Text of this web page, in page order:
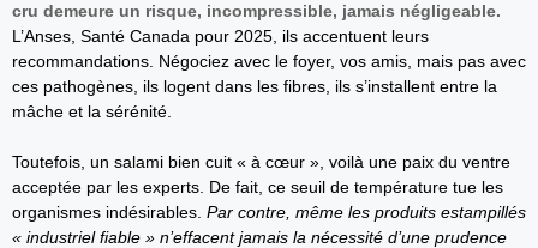
cru demeure un risque, incompressible, jamais négligeable.
L’Anses, Santé Canada pour 2025, ils accentuent leurs
recommandations. Négociez avec le foyer, vos amis, mais pas avec
ces pathogènes, ils logent dans les fibres, ils s’installent entre la
mâche et la sérénité.
Toutefois, un salami bien cuit « à cœur », voilà une paix du ventre
acceptée par les experts. De fait, ce seuil de température tue les
organismes indésirables. Par contre, même les produits estampillés
« industriel fiable » n’effacent jamais la nécessité d’une prudence